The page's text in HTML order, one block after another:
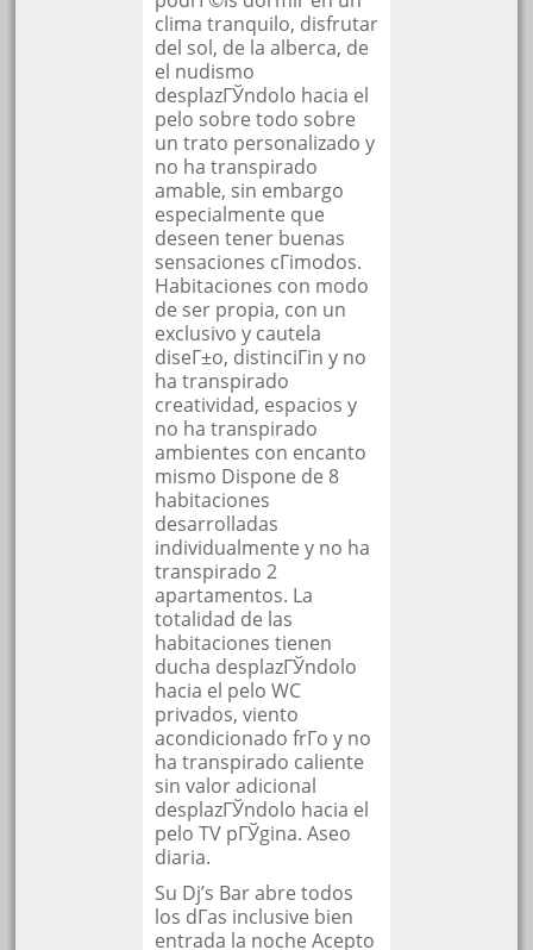
clima tranquilo, disfrutar
del sol, de la alberca, de
el nudismo
desplazГЎndolo hacia el
pelo sobre todo sobre
un trato personalizado y
no ha transpirado
amable, sin embargo
especialmente que
deseen tener buenas
sensaciones cГіmodos.
Habitaciones con modo
de ser propia, con un
exclusivo y cautela
diseГ±o, distinciГіn y no
ha transpirado
creatividad, espacios y
no ha transpirado
ambientes con encanto
mismo Dispone de 8
habitaciones
desarrolladas
individualmente y no ha
transpirado 2
apartamentos. La
totalidad de las
habitaciones tienen
ducha desplazГЎndolo
hacia el pelo WC
privados, viento
acondicionado frГ­o y no
ha transpirado caliente
sin valor adicional
desplazГЎndolo hacia el
pelo TV pГЎgina. Aseo
diaria.
Su Dj’s Bar abre todos
los dГ­as inclusive bien
entrada la noche Acepto